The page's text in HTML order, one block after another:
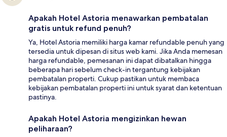
Apakah Hotel Astoria menawarkan pembatalan
gratis untuk refund penuh?
Ya, Hotel Astoria memiliki harga kamar refundable penuh yang
tersedia untuk dipesan di situs web kami. Jika Anda memesan
harga refundable, pemesanan ini dapat dibatalkan hingga
beberapa hari sebelum check-in tergantung kebijakan
pembatalan properti. Cukup pastikan untuk membaca
kebijakan pembatalan properti ini untuk syarat dan ketentuan
pastinya.
Apakah Hotel Astoria mengizinkan hewan
peliharaan?